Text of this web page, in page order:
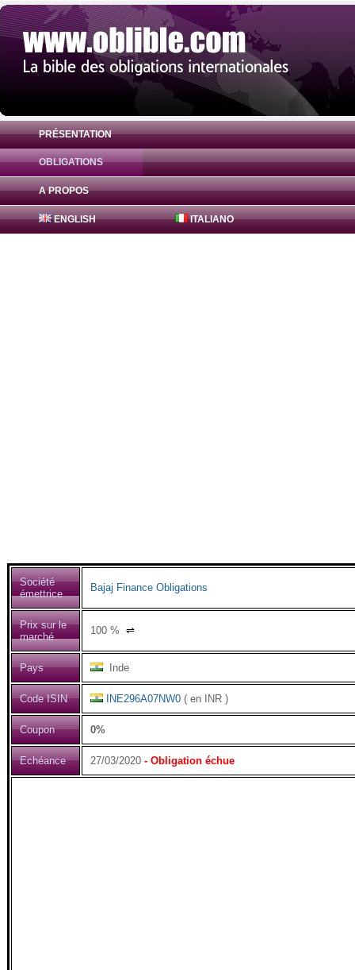
PRÉSENTATION
OBLIGATIONS
A PROPOS
ENGLISH ITALIANO
Obligation Bajaj Finance Obligations 0% (
Société
émettrice
Bajaj Finance Obligations
Prix sur le
marché
100 % ⇌
Pays Inde
Code ISIN INE296A07NW0 ( en INR )
Coupon 0%
Echéance 27/03/2020 - Obligation échue